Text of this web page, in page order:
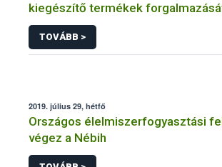
kiegészítő termékek
a Nébih
TOVÁBB >
2019. július 29, hétfő
Országos élelmiszerfogyasztási
végez a Nébih